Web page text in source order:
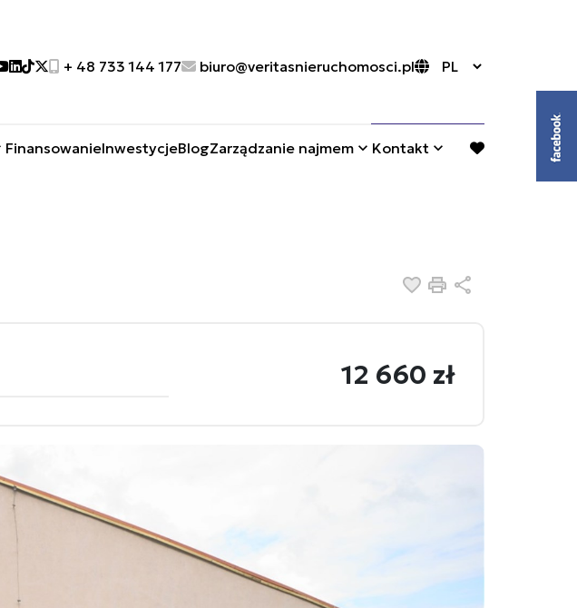
linklink
Social link
Social link
Social link
Social link
+ 48 733 144 177 biuro@veritasnieruchomosci.pl
FinansowanieInwestycjeBlogZarządzanie najmem Kontakt
favorite
Dodaj do ulubionych
Drukuj
12 660 zł